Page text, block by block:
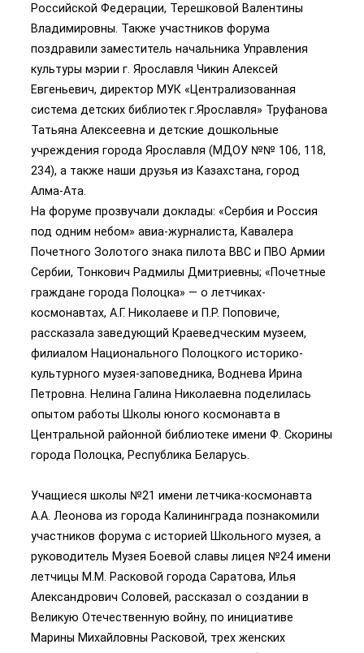
Российской Федерации, Терешковой Валентины
Владимировны. Также участников форума
поздравили заместитель начальника Управления
культуры мэрии г. Ярославля Чикин Алексей
Евгеньевич, директор МУК «Централизованная
система детских библиотек г.Ярославля» Труфанова
Татьяна Алексеевна и детские дошкольные
учреждения города Ярославля (МДОУ №№ 106, 118,
234), а также наши друзья из Казахстана, город
Алма-Ата.
На форуме прозвучали доклады: «Сербия и Россия
под одним небом» авиа-журналиста, Кавалера
Почетного Золотого знака пилота ВВС и ПВО Армии
Сербии, Тонкович Радмилы Дмитриевны; «Почетные
граждане города Полоцка» — о летчиках-
космонавтах, А.Г. Николаеве и П.Р. Поповиче,
рассказала заведующий Краеведческим музеем,
филиалом Национального Полоцкого историко-
культурного музея-заповедника, Воднева Ирина
Петровна. Нелина Галина Николаевна поделилась
опытом работы Школы юного космонавта в
Центральной районной библиотеке имени Ф. Скорины
города Полоцка, Республика Беларусь.
Учащиеся школы №21 имени летчика-космонавта
А.А. Леонова из города Калининграда познакомили
участников форума с историей Школьного музея, а
руководитель Музея Боевой славы лицея №24 имени
летчицы М.М. Расковой города Саратова, Илья
Александрович Соловей, рассказал о создании в
Великую Отечественную войну, по инициативе
Марины Михайловны Расковой, трех женских